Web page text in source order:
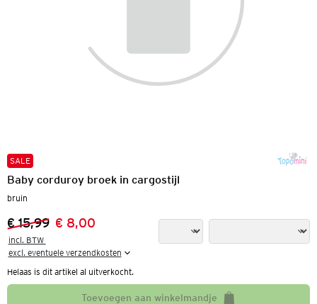
SALE
Baby corduroy broek in cargostijl
bruin
Vorige prijs:
€ 15,99
Nieuwe prijs:
€ 8,00
incl. BTW
excl. eventuele verzendkosten
Helaas is dit artikel al uitverkocht.
Toevoegen aan winkelmandje